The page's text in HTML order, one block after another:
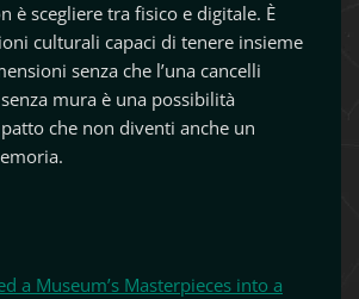
è scegliere tra fisico e digitale. È
culturali capaci di tenere insieme
senza che l’una cancelli
mura è una possibilità
che non diventi anche un
a Museum’s Masterpieces into a